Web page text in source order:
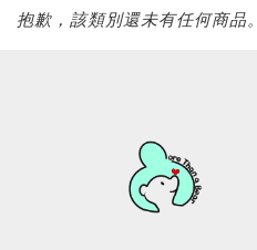
抱歉，該類別還未有任何商品。